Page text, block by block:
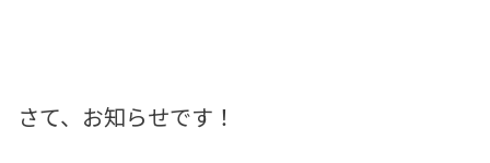
さて、お知らせです！